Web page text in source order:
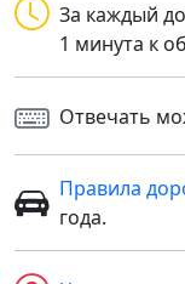
За каждый
1 минута к
Отвечать
Правила
года.